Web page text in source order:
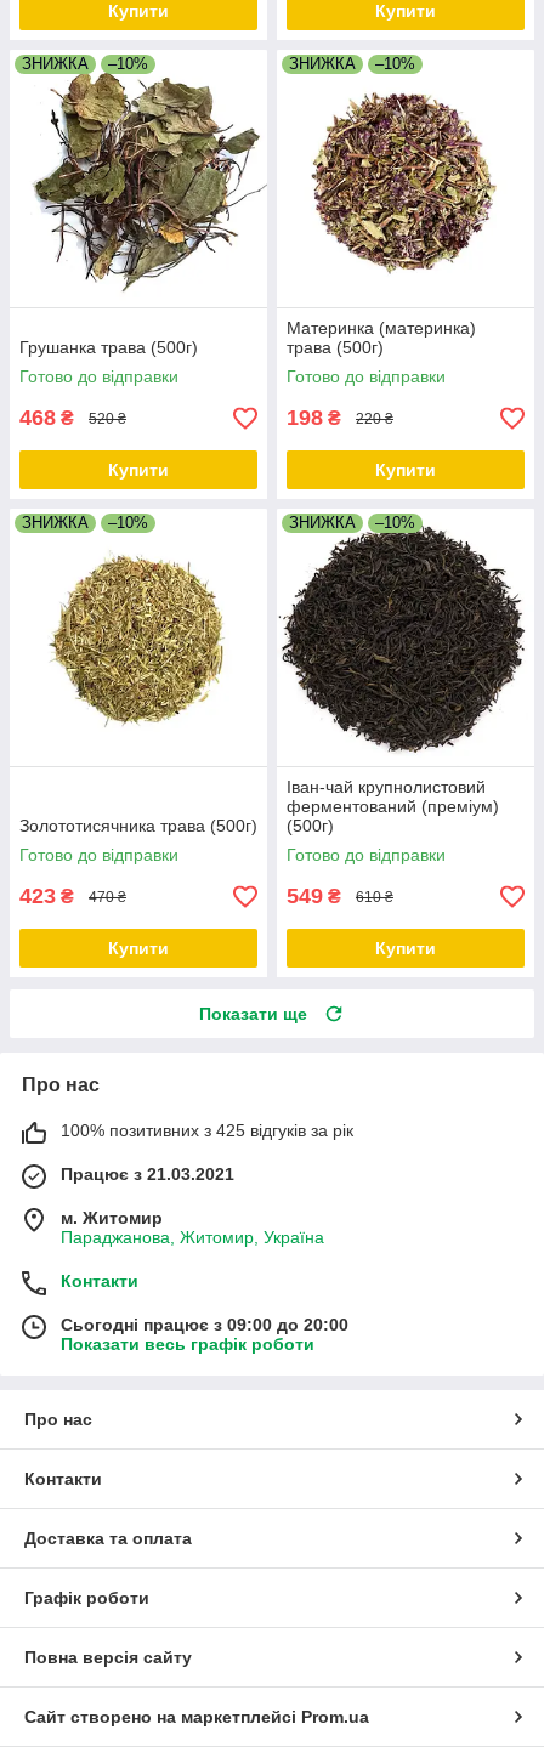
Купити Купити
ЗНИЖКА –10%
Грушанка трава (500г)
Готово до відправки
468 ₴ 520 ₴
Купити
ЗНИЖКА –10%
Материнка (материнка)
трава (500г)
Готово до відправки
198 ₴ 220 ₴
Купити
ЗНИЖКА –10%
Золототисячника трава (500г)
Готово до відправки
423 ₴ 470 ₴
Купити
ЗНИЖКА –10%
Іван-чай крупнолистовий
ферментований (преміум)
(500г)
Готово до відправки
549 ₴ 610 ₴
Купити
Показати ще
Про нас
100% позитивних з 425 відгуків за рік
Працює з 21.03.2021
м. Житомир
Параджанова, Житомир, Україна
Контакти
Сьогодні працює з 09:00 до 20:00
Показати весь графік роботи
Про нас
Контакти
Доставка та оплата
Графік роботи
Повна версія сайту
Сайт створено на маркетплейсі Prom.ua